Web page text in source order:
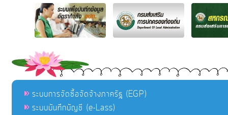
ระบบการจัดซื้อจัดจ้างภาครัฐ (EGP)
ระบบบันทึกบัญชี (e-Lass)